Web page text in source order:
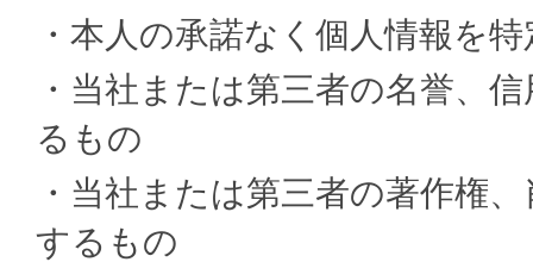
・本人の承諾なく個人情報を
・当社または第三者の名誉、
るもの
・当社または第三者の著作権
するもの